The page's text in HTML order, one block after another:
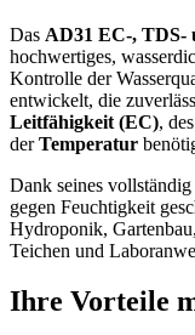
Das AD31 EC-, TDS-
hochwertiges,
Kontrolle der
entwickelt, die
Leitfähigkeit (EC), des
derTemperatur
Dank seines
gegen Feuchtigkeit
Hydroponik,
Teichen und
Ihre Vorteile